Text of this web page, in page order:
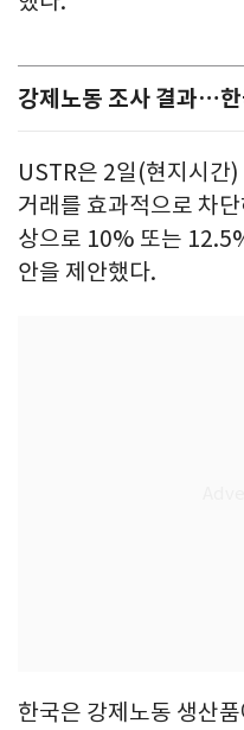
강제노동 조사 결과…
USTR은 2일(현지시간
거래를 효과적으로 차
상으로 10% 또는
안을 제안했다.
한국은 강제노동 생산